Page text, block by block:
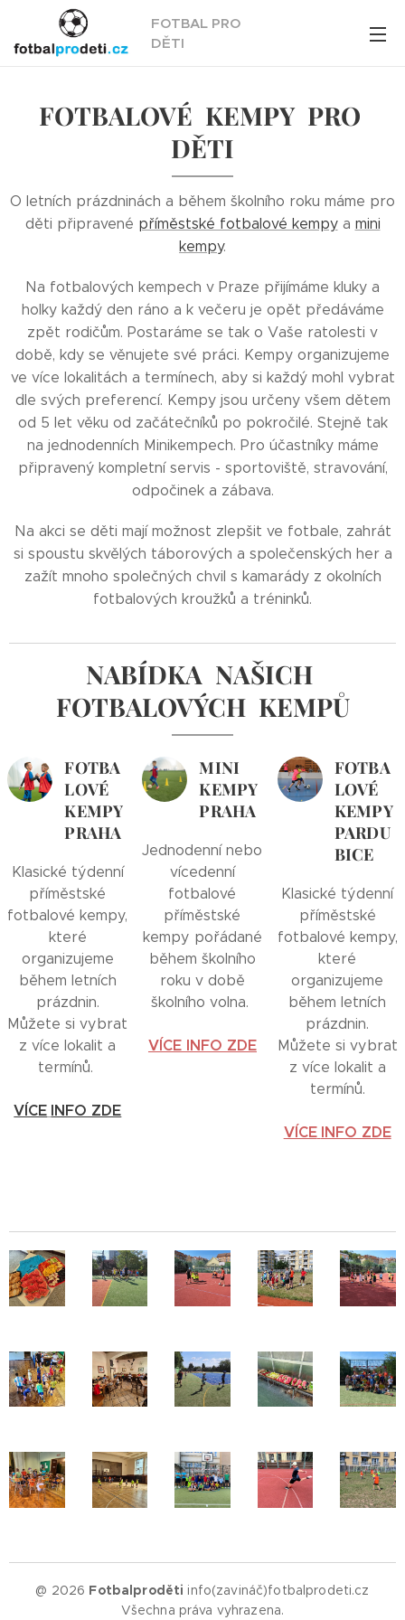
FOTBAL PRO
DĚTI
FOTBALOVÉ KEMPY PRO
DĚTI
O letních prázdninách a během školního roku máme pro
děti připravené příměstské fotbalové kempya mini
kempy.
Na fotbalových kempech v Praze přijímáme kluky a
holky každý den ráno a k večeru je opět předáváme
zpět rodičům. Postaráme se tak o Vaše ratolesti v
době, kdy se věnujete své práci. Kempy organizujeme
ve více lokalitách a termínech, aby si každý mohl vybrat
dle svých preferencí. Kempy jsou určeny všem dětem
od 5 let věku od začátečníků po pokročilé. Stejně tak
na jednodenních Minikempech. Pro účastníky máme
připravený kompletní servis - sportoviště, stravování,
odpočinek a zábava.
Na akci se děti mají možnost zlepšit ve fotbale, zahrát
si spoustu skvělých táborových a společenských her a
zažít mnoho společných chvil s kamarády z okolních
fotbalových kroužků a tréninků.
NABÍDKA NAŠICH
FOTBALOVÝCH KEMPŮ
FOTBA
LOVÉ
KEMPY
PRAHA
Klasické týdenní
příměstské
fotbalové kempy,
které
organizujeme
během letních
prázdnin.
Můžete si vybrat
z více lokalit a
termínů.
VÍCE INFO ZDE
MINI
KEMPY
PRAHA
Jednodenní nebo
vícedenní
fotbalové
příměstské
kempy pořádané
během školního
roku v době
školního volna.
VÍCE INFO ZDE
FOTBA
LOVÉ
KEMPY
PARDU
BICE
Klasické týdenní
příměstské
fotbalové kempy,
které
organizujeme
během letních
prázdnin.
Můžete si vybrat
z více lokalit a
termínů.
VÍCE INFO ZDE
@ 2026 Fotbalproděti info(zavináč)fotbalprodeti.cz
Všechna práva vyhrazena.